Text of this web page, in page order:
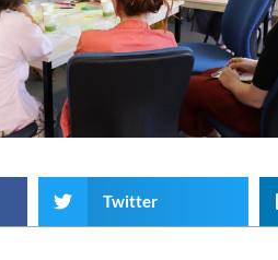
Twitter